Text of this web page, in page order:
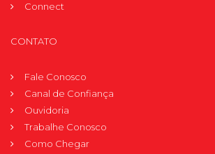
Connect
CONTATO
Fale Conosco
Canal de Confiança
Ouvidoria
Trabalhe Conosco
Como Chegar